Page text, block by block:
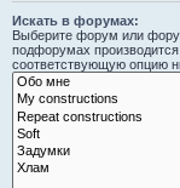
Искать в форумах:
Выберите форум или
подфорумах
соответствующую опцию